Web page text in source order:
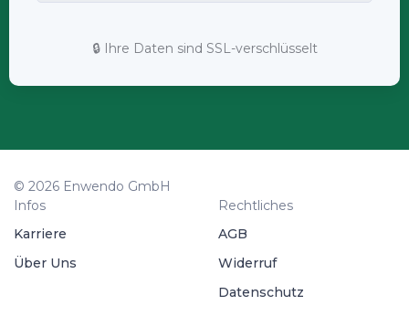
🔒 Ihre Daten sind SSL-verschlüsselt
© 2026 Enwendo GmbH
Infos
Karriere
Über Uns
Rechtliches
AGB
Widerruf
Datenschutz